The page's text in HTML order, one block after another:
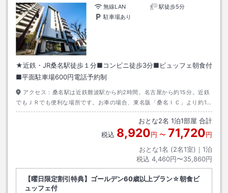
無線LAN
駅徒歩5分
駐車場あり
★近鉄・JR桑名駅徒歩１分■コンビニ徒歩3分■ビュッフェ朝食付
■平面駐車場600円電話予約制
アクセス： 桑名駅は近鉄難波駅から約2時間。名古屋から約15分。近鉄
でもＪＲでも便利な場所です。お車の場合、東名阪「桑名ＩＣ」より約15
分です。駐車場は、お電話のみ予約制で30台となります。1泊600円（現
金精算のみ）満車時及び車高4．3M以上のお車は近隣コインPのご利用を
おとな2名 1泊1部屋 合計
税込 8,920円 〜 71,720円
おとな1名 (2名1室)｜ 1泊
税込 4,460円〜35,860円
【曜日限定割引特典】ゴールデン60歳以上プラン☆朝食ビ
ュッフェ付